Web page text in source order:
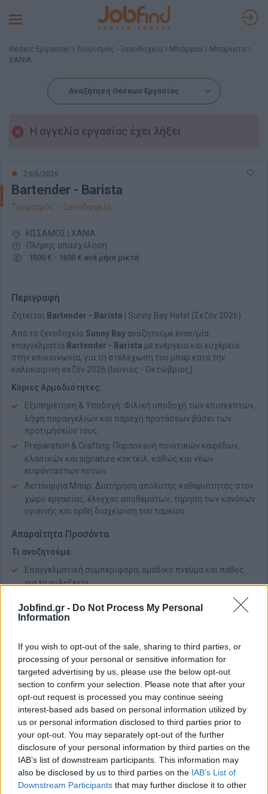
Jobfind.gr - Do Not Process My Personal
Information
If you wish to opt-out of the sale, sharing to third parties, or
processing of your personal or sensitive information for
targeted advertising by us, please use the below opt-out
section to confirm your selection. Please note that after your
opt-out request is processed you may continue seeing
interest-based ads based on personal information utilized by
us or personal information disclosed to third parties prior to
your opt-out. You may separately opt-out of the further
disclosure of your personal information by third parties on the
IAB’s list of downstream participants. This information may
also be disclosed by us to third parties on the IAB’s List of
Downstream Participants that may further disclose it to other
Toggle
Θέσεις Εργασίας Τουρισμός - Ξενοδοχεία
Μπάρμαν / Μπαρίστα
ΧΑΝΙΑ
Αναζήτηση Θέσεων Εργασίας
Η αγγελία εργασίας έχει λήξει
24/6/2026
Bartender - Barista
Τουρισμός - Ξενοδοχεία
ΚΙΣΣΑΜΟΣ | ΧΑΝΙΑ
Πλήρης απασχόληση
1500 € - 1600 € ανά μήνα μικτά
Περιγραφή
Ζητείται Bartender - Barista | Sunny Bay Hotel (Σεζόν 2026)
Από το ξενοδοχείο Sunny Bay αναζητούμε έναν/μία
επαγγελματία Bartender - Barista με ενέργεια και ευχέρεια
στην επικοινωνία, για τη στελέχωση του μπαρ κατά την
καλοκαιρινή σεζόν 2026 (Ιούνιος - Οκτώβριος).
Κύριες Αρμοδιότητες:
Εξυπηρέτηση & Υποδοχή: Φιλική υποδοχή των επισκεπτών,
λήψη παραγγελιών και παροχή προτάσεων βάσει των
προτιμήσεών τους.
Preparation & Crafting: Παρασκευή ποιοτικών καφέδων,
κλασικών και signature κοκτέιλ, καθώς και νέων
ευφάνταστων ποτών.
Λειτουργία Μπαρ: Διατήρηση απόλυτης καθαριότητας στον
χώρο εργασίας, έλεγχος αποθεμάτων, τήρηση των κανόνων
υγιεινής και ορθή διαχείριση του ταμείου.
Απαραίτητα Προσόντα
Τι αναζητούμε:
Επαγγελματική συμπεριφορά, ομαδικό πνεύμα και πάθος
για τη φιλοξενία.
Πολύ καλή γνώση αγγλικών.
Τι προσφέρουμε (Παροχές):
Ανταγωνιστικό πακέτο αποδοχών (αναλόγως προσόντων
και εμπειρίας).
Άριστες, σταθερές και επαγγελματικές συνθήκες εργασίας
σε ένα ευχάριστο και υποστηρικτικό περιβάλλον.
Πλήρη διαμονή (σε καθαρό και αξιοπρεπές περιβάλλον) και
διατροφή.
Ασφάλιση και πλήρη κάλυψη των νόμιμων δικαιωμάτων.
Προοπτική μακροχρόνιας συνεργασίας για τις επόμενες
σεζόν, σε μια επιχείρηση που εκτιμά και επενδύει στους